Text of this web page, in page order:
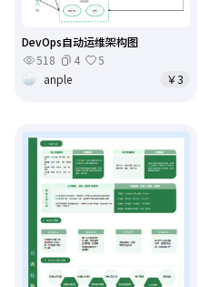
DevOps自动运维架构图
518
4
5
anple
￥3